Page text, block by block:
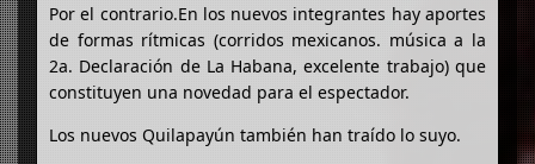
Por el contrario.En los nuevos integrantes hay aportes
de formas rítmicas (corridos mexicanos. música a la
2a. Declaración de La Habana, excelente trabajo) que
constituyen una novedad para el espectador.
Los nuevos Quilapayún también han traído lo suyo.